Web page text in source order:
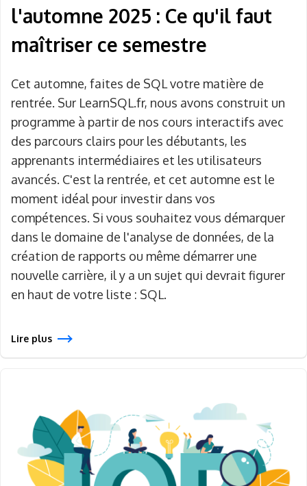
l'automne 2025 : Ce qu'il faut
maîtriser ce semestre
Cet automne, faites de SQL votre matière de
rentrée. Sur LearnSQL.fr, nous avons construit un
programme à partir de nos cours interactifs avec
des parcours clairs pour les débutants, les
apprenants intermédiaires et les utilisateurs
avancés. C'est la rentrée, et cet automne est le
moment idéal pour investir dans vos
compétences. Si vous souhaitez vous démarquer
dans le domaine de l'analyse de données, de la
création de rapports ou même démarrer une
nouvelle carrière, il y a un sujet qui devrait figurer
en haut de votre liste : SQL.
Lire plus